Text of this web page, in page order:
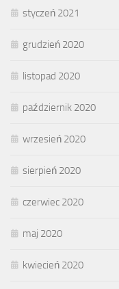
styczeń 2021
grudzień 2020
listopad 2020
październik 2020
wrzesień 2020
sierpień 2020
czerwiec 2020
maj 2020
kwiecień 2020